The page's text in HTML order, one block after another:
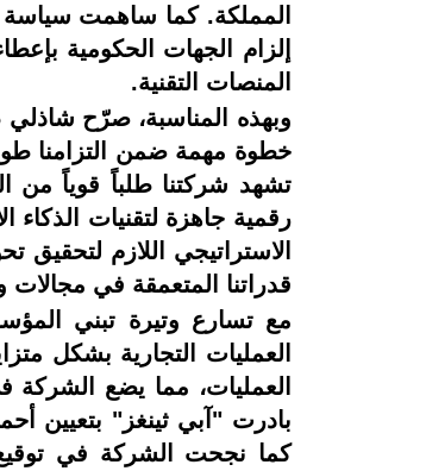
المملكة. كما ساهمت سياسة
إلزام الجهات الحكومية
المنصات التقنية.
وبهذه المناسبة، صرّح شاذلي
تشهد شركتنا طلباً قوياً من
رقمية جاهزة لتقنيات الذكاء
الاستراتيجي اللازم
قدراتنا المتعمقة في مجالات
مع تسارع وتيرة تبني
العمليات التجارية بشكل
العمليات، مما يضع الشركة
بادرت "آبي ثينغز" بتعيين
كما نجحت الشركة في